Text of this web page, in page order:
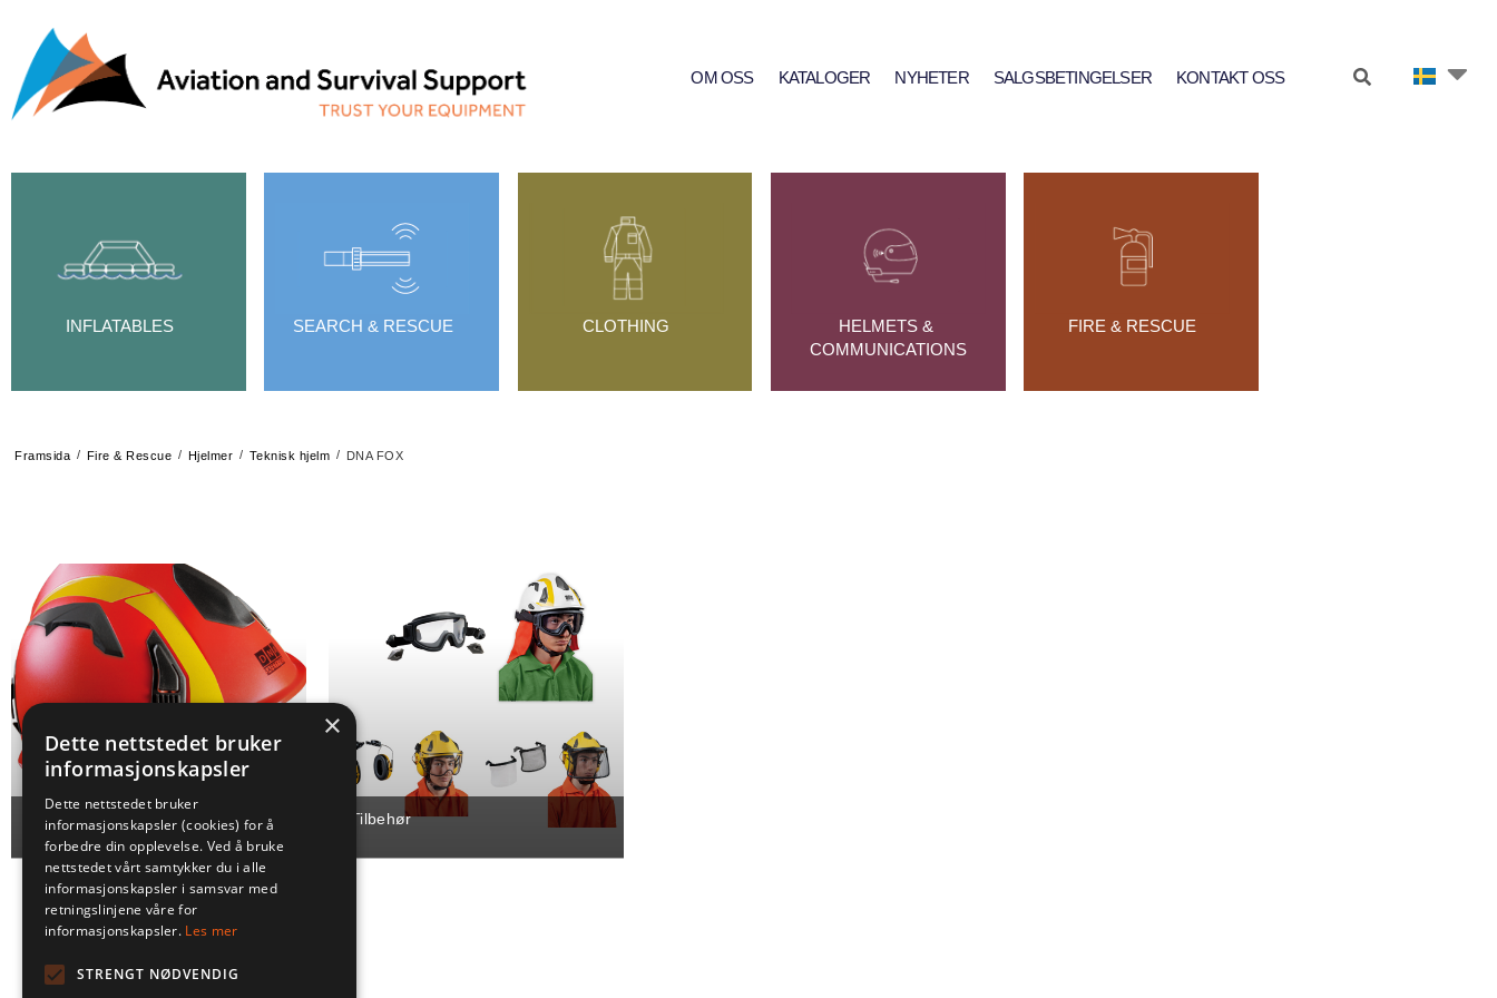
OM OSS KATALOGER NYHETER SALGSBETINGELSER KONTAKT OSS
INFLATABLES SEARCH & RESCUE CLOTHING
HELMETS &
COMMUNICATIONS
FIRE & RESCUE
Framsida / Fire & Rescue / Hjelmer / Teknisk hjelm / DNA FOX
DNA FOX 12 Tilbehør
×
Dette nettstedet bruker
informasjonskapsler
Dette nettstedet bruker
informasjonskapsler (cookies) for å
forbedre din opplevelse. Ved å bruke
nettstedet vårt samtykker du i alle
informasjonskapsler i samsvar med
retningslinjene våre for
informasjonskapsler. Les mer
STRENGT NØDVENDIG